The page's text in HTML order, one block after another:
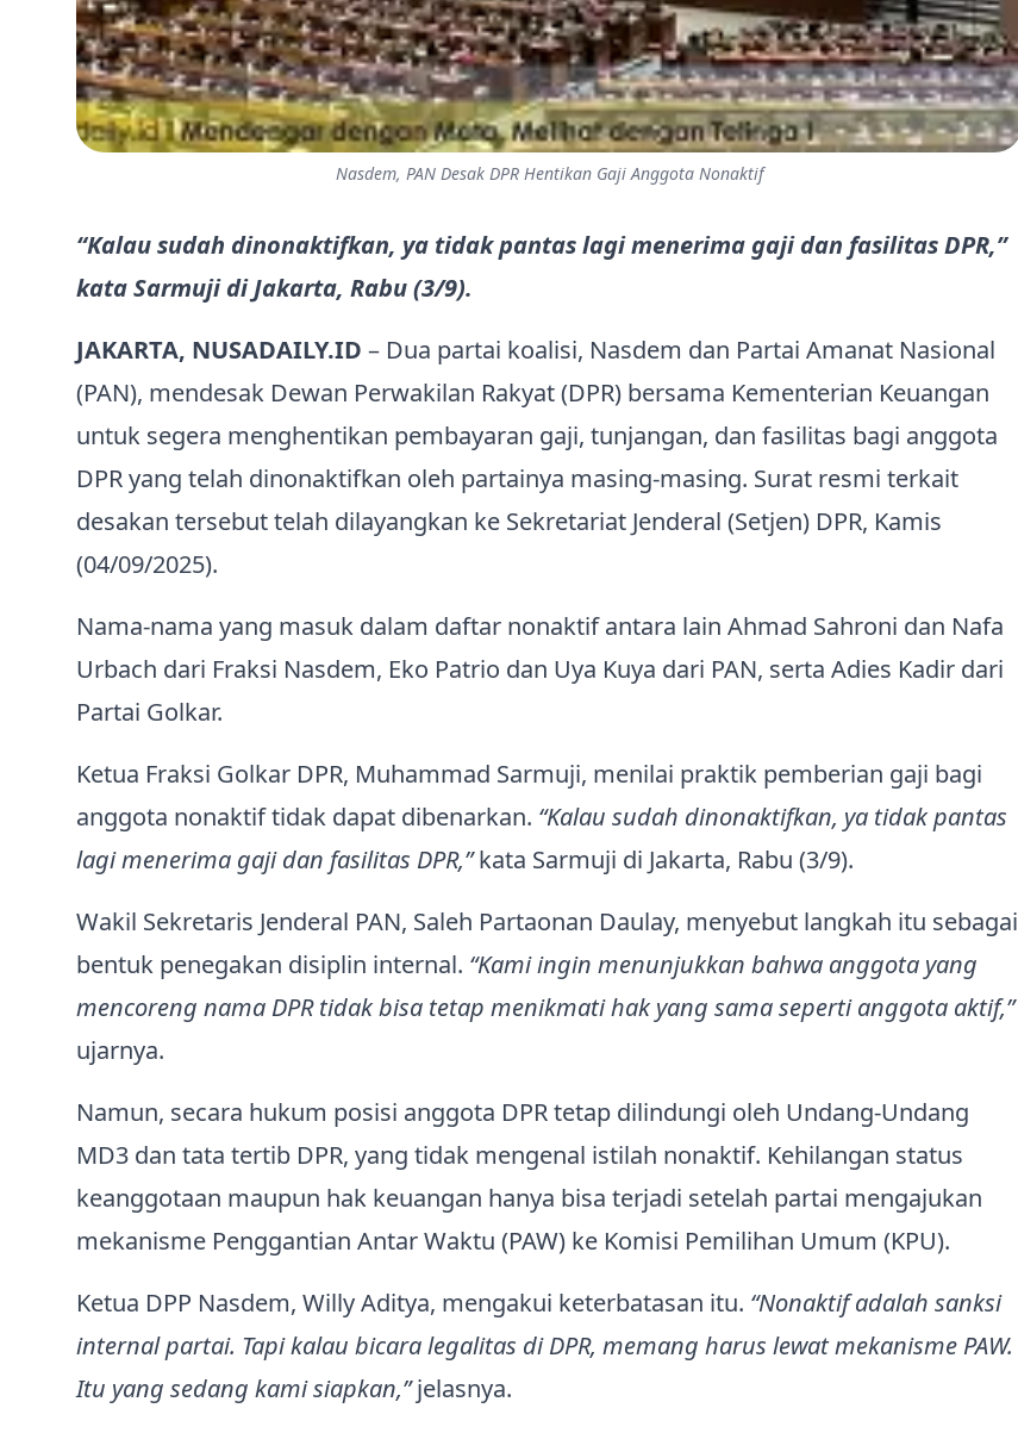
Nasdem, PAN Desak DPR Hentikan Gaji Anggota Nonaktif
“Kalau sudah dinonaktifkan, ya tidak pantas lagi menerima gaji dan fasilitas DPR,”
kata Sarmuji di Jakarta, Rabu (3/9).
JAKARTA, NUSADAILY.ID – Dua partai koalisi, Nasdem dan Partai Amanat Nasional
(PAN), mendesak Dewan Perwakilan Rakyat (DPR) bersama Kementerian Keuangan
untuk segera menghentikan pembayaran gaji, tunjangan, dan fasilitas bagi anggota
DPR yang telah dinonaktifkan oleh partainya masing-masing. Surat resmi terkait
desakan tersebut telah dilayangkan ke Sekretariat Jenderal (Setjen) DPR, Kamis
(04/09/2025).
Nama-nama yang masuk dalam daftar nonaktif antara lain Ahmad Sahroni dan Nafa
Urbach dari Fraksi Nasdem, Eko Patrio dan Uya Kuya dari PAN, serta Adies Kadir dari
Partai Golkar.
Ketua Fraksi Golkar DPR, Muhammad Sarmuji, menilai praktik pemberian gaji bagi
anggota nonaktif tidak dapat dibenarkan. “Kalau sudah dinonaktifkan, ya tidak pantas
lagi menerima gaji dan fasilitas DPR,”kata Sarmuji di Jakarta, Rabu (3/9).
Wakil Sekretaris Jenderal PAN, Saleh Partaonan Daulay, menyebut langkah itu sebagai
bentuk penegakan disiplin internal. “Kami ingin menunjukkan bahwa anggota yang
mencoreng nama DPR tidak bisa tetap menikmati hak yang sama seperti anggota aktif,”
ujarnya.
Namun, secara hukum posisi anggota DPR tetap dilindungi oleh Undang-Undang
MD3 dan tata tertib DPR, yang tidak mengenal istilah nonaktif. Kehilangan status
keanggotaan maupun hak keuangan hanya bisa terjadi setelah partai mengajukan
mekanisme Penggantian Antar Waktu (PAW) ke Komisi Pemilihan Umum (KPU).
Ketua DPP Nasdem, Willy Aditya, mengakui keterbatasan itu. “Nonaktif adalah sanksi
internal partai. Tapi kalau bicara legalitas di DPR, memang harus lewat mekanisme PAW.
Itu yang sedang kami siapkan,”jelasnya.